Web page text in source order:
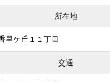
所在地
里ケ丘１１丁目
交通